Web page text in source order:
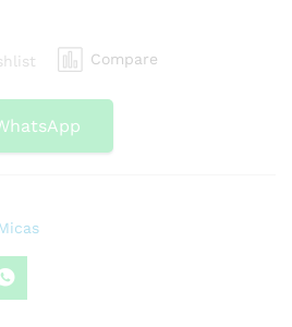
Compare